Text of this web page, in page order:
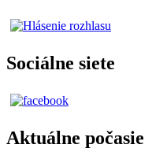
Sociálne siete
Aktuálne počasie